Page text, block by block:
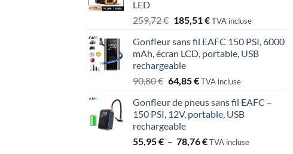
LED
259,72€ Le
initial
était :
259,72 €.
185,51€Le
actuel
est :
TVA incluse
Gonfleur sans fil EAFC 150 PSI, 6000
mAh, écran LCD, portable, USB
rechargeable
90,80€ Le
initial
était :
90,80 €.
64,85€Le
actuel
est :
TVA incluse
Gonfleur de pneus sans fil EAFC –
150 PSI, 12V, portable, USB
rechargeable
55,95€ – 78,76€Plage
TVA incluse